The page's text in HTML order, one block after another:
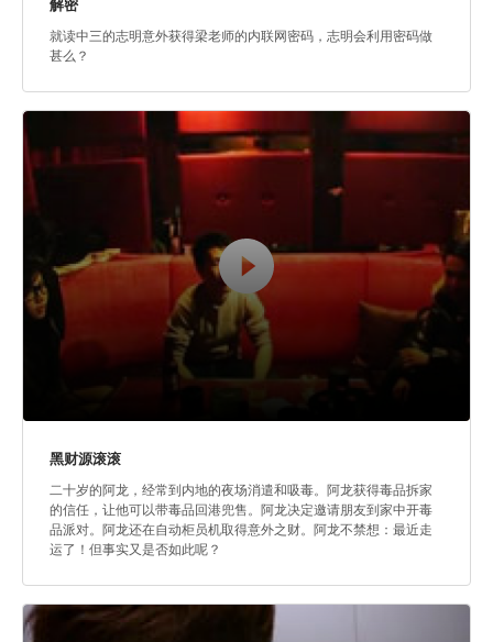
就读中三的志明意外获得梁老师的内联网密码，志明会利用密码做
甚么？
黑财源滚滚
二十岁的阿龙，经常到内地的夜场消遣和吸毒。阿龙获得毒品拆家
的信任，让他可以带毒品回港兜售。阿龙决定邀请朋友到家中开毒
品派对。阿龙还在自动柜员机取得意外之财。阿龙不禁想：最近走
运了！但事实又是否如此呢？